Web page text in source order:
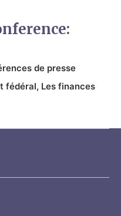
de presse
fédéral, Les finances